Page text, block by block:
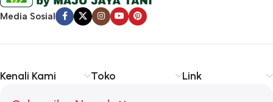
Media Sosial
Kenali Kami Toko Link